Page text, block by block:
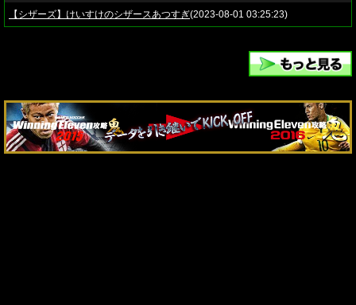
【シザーズ】けいすけのシザースあつすぎ(2023-08-01 03:25:23)